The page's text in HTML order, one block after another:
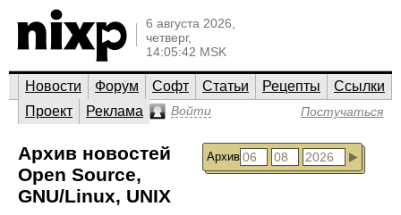
6 августа 2026,
четверг,
14:05:42 MSK
Новости Форум Софт Статьи Рецепты
Ссылки
Проект
Реклама Войти Постучаться
Архив
Архив новостей
Open Source,
GNU/Linux, UNIX